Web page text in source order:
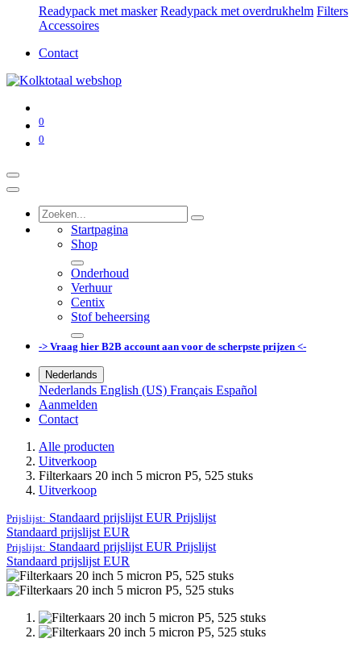
Readypack met masker Readypack met overdrukhelm Filters
Accessoires
Contact
0
0
Startpagina
Shop
Onderhoud
Verhuur
Centix
Stof beheersing
-> Vraag hier B2B account aan voor de scherpste prijzen <-
Nederlands
Nederlands English (US) Français Español
Aanmelden
Contact
Alle producten
Uitverkoop
Filterkaars 20 inch 5 micron P5, 525 stuks
Uitverkoop
Prijslijst: Standaard prijslijst EUR Prijslijst
Standaard prijslijst EUR
Prijslijst: Standaard prijslijst EUR Prijslijst
Standaard prijslijst EUR